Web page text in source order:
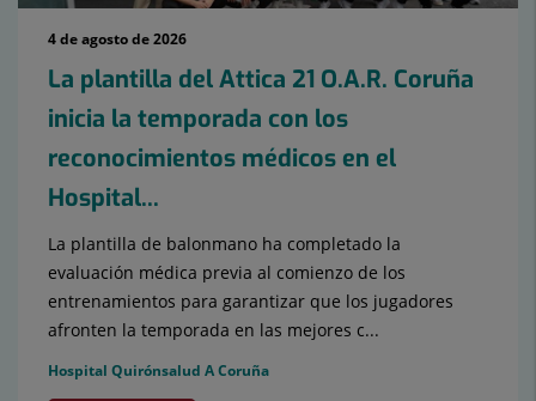
4 de agosto de 2026
La plantilla del Attica 21 O.A.R. Coruña
inicia la temporada con los
reconocimientos médicos en el
Hospital...
La plantilla de balonmano ha completado la
evaluación médica previa al comienzo de los
entrenamientos para garantizar que los jugadores
afronten la temporada en las mejores c...
Hospital Quirónsalud A Coruña